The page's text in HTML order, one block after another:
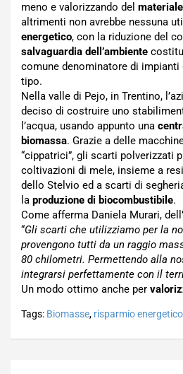
meno e valorizzando del
altrimenti non avrebbe nessuna
energetico, con la riduzione del
salvaguardia dell’ambiente
comune denominatore di
tipo.
Nella valle di Pejo, in Trentino,
deciso di costruire uno
l’acqua, usando appunto una
biomassa. Grazie a delle
“cippatrici”, gli scarti polverizzati
coltivazioni di mele, insieme a
dello Stelvio ed a scarti di
la produzione di biocombustibile.
Come afferma Daniela Murari,
“Gli scarti che utilizziamo per la
provengono tutti da un raggio
80 chilometri. Permettendo alla
integrarsi perfettamente con il
Un modo ottimo anche per
Tags: Biomasse, risparmio energetico